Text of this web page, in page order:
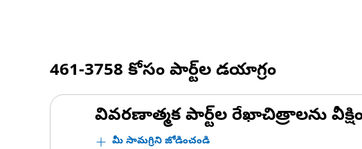
461-3758 కోసం పార్ట్‌ల డయాగ్రం
వివరణాత్మక పార్ట్‌ల రేఖాచిత్రాలను
మీ సామగ్రిని జోడించండి